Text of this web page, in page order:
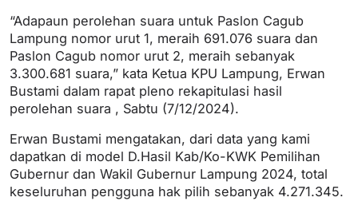
“Adapaun perolehan suara untuk Paslon Cagub
Lampung nomor urut 1, meraih 691.076 suara dan
Paslon Cagub nomor urut 2, meraih sebanyak
3.300.681 suara,” kata Ketua KPU Lampung, Erwan
Bustami dalam rapat pleno rekapitulasi hasil
perolehan suara , Sabtu (7/12/2024).
Erwan Bustami mengatakan, dari data yang kami
dapatkan di model D.Hasil Kab/Ko-KWK Pemilihan
Gubernur dan Wakil Gubernur Lampung 2024, total
keseluruhan pengguna hak pilih sebanyak 4.271.345.